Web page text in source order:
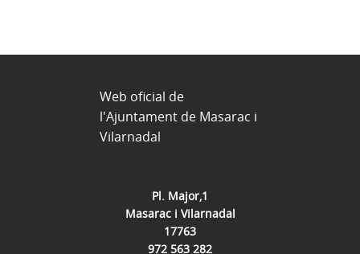
Pl. Major,1
Masarac i Vilarnadal
17763
972 563 282
Web oficial de
l'Ajuntament de Masarac i
Vilarnadal